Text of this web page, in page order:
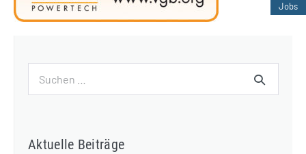
nach:
Aktuelle Beiträge
Jobs